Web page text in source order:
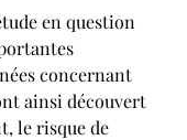
en question
concernant
ainsi découvert
le risque de